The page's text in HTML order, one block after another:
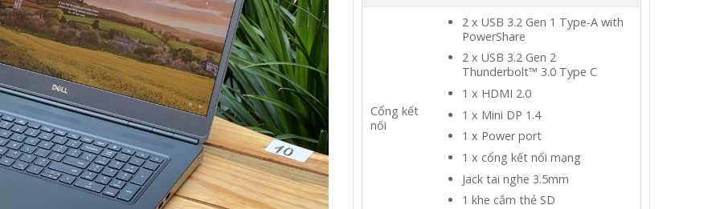
Cổng kết
nối
2 x USB 3.2 Gen 1 Type-A with
PowerShare
2 x USB 3.2 Gen 2
Thunderbolt™ 3.0 Type C
1 x HDMI 2.0
1 x Mini DP 1.4
1 x Power port
1 x cổng kết nối mạng
Jack tai nghe 3.5mm
1 khe cắm thẻ SD